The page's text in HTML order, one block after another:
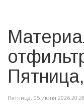
Пятница, 05 июня 2026 20:28